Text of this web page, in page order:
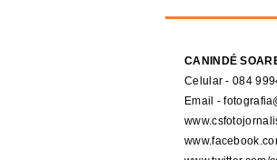
CANINDÉ
Celular - 084
Email -